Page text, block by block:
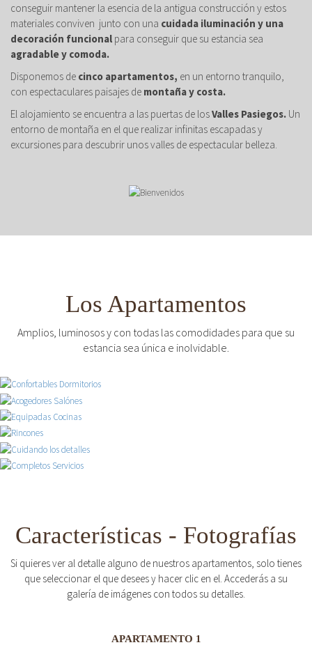
conseguir mantener la esencia de la antigua construcción y estos
materiales conviven junto con una cuidada iluminación y una
decoración funcional para conseguir que su estancia sea
agradable y comoda.
Disponemos de cinco apartamentos, en un entorno tranquilo,
con espectaculares paisajes de montaña y costa.
El alojamiento se encuentra a las puertas de losValles Pasiegos. Un
entorno de montaña en el que realizar infinitas escapadas y
excursiones para descubrir unos valles de espectacular belleza.
Los Apartamentos
Amplios, luminosos y con todas las comodidades para que su
estancia sea única e inolvidable.
Características - Fotografías
Si quieres ver al detalle alguno de nuestros apartamentos, solo tienes
que seleccionar el que desees y hacer clic en el. Accederás a su
galería de imágenes con todos su detalles.
APARTAMENTO 1